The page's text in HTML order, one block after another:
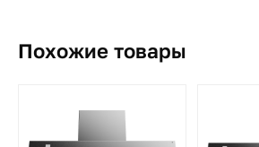
Похожие товары